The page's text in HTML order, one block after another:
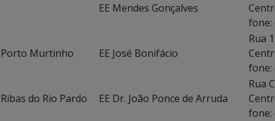
EE Mendes Gonçalves
fone:
Porto Murtinho EE José Bonifácio
Rua
fone:
Ribas do Rio Pardo EE Dr. João Ponce de Arruda
Rua
fone: